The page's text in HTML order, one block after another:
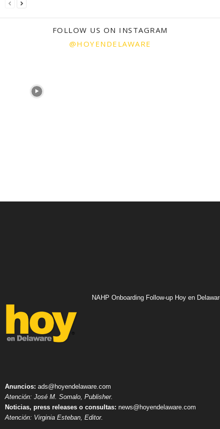
FOLLOW US ON INSTAGRAM
@HOYENDELAWARE
NAHP Onboarding Follow-up Hoy en
Anuncios: ads@hoyendelaware.com
Atención: José M. Somalo, Publisher.
Noticias, press releases o consultas: news@hoyendelaware.com
Atención: Virginia Esteban, Editor.